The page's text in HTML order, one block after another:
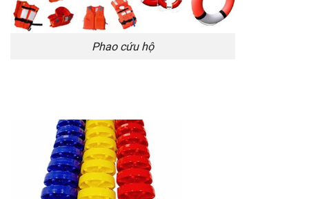
Phao cứu hộ